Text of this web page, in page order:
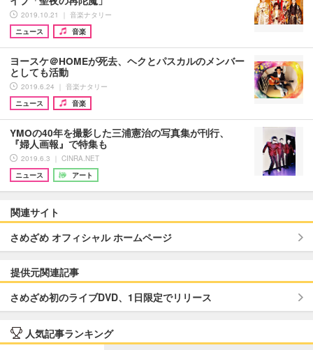
2019.10.21 ｜ 音楽ナタリー
ニュース
音楽
ヨースケ＠HOMEが死去、ヘクとパスカルのメンバー
としても活動
2019.6.24 ｜ 音楽ナタリー
ニュース
音楽
YMOの40年を撮影した三浦憲治の写真集が刊行、
『婦人画報』で特集も
2019.6.3 ｜ CINRA.NET
ニュース
アート
関連サイト
さめざめ オフィシャル ホームページ
提供元関連記事
さめざめ初のライブDVD、1日限定でリリース
人気記事ランキング